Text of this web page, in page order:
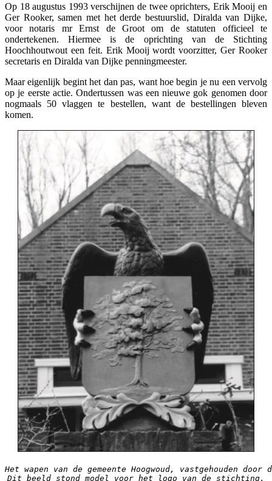
Op 18 augustus 1993 verschijnen de twee oprichters, Erik Mooij en
Ger Rooker, samen met het derde bestuurslid, Diralda van Dijke,
voor notaris mr Ernst de Groot om de statuten officieel te
ondertekenen. Hiermee is de oprichting van de Stichting
Hoochhoutwout een feit. Erik Mooij wordt voorzitter, Ger Rooker
secretaris en Diralda van Dijke penningmeester.
Maar eigenlijk begint het dan pas, want hoe begin je nu een vervolg
op je eerste actie. Ondertussen was een nieuwe gok genomen door
nogmaals 50 vlaggen te bestellen, want de bestellingen bleven
komen.
Het wapen van de gemeente Hoogwoud, vastgehouden
Dit beeld stond model voor het logo van de stichting.